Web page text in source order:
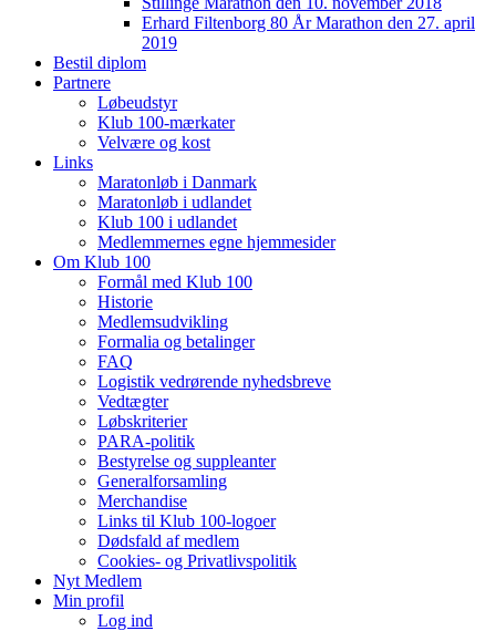
Erhard Filtenborg 80 År Marathon den 27. april
2019
Bestil diplom
Partnere
Løbeudstyr
Klub 100-mærkater
Velvære og kost
Links
Maratonløb i Danmark
Maratonløb i udlandet
Klub 100 i udlandet
Medlemmernes egne hjemmesider
Om Klub 100
Formål med Klub 100
Historie
Medlemsudvikling
Formalia og betalinger
FAQ
Logistik vedrørende nyhedsbreve
Vedtægter
Løbskriterier
PARA-politik
Bestyrelse og suppleanter
Generalforsamling
Merchandise
Links til Klub 100-logoer
Dødsfald af medlem
Cookies- og Privatlivspolitik
Nyt Medlem
Min profil
Log ind